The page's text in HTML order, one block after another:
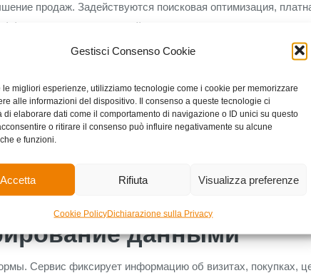
Gestisci Consenso Cookie
le migliori esperienze, utilizziamo tecnologie come i cookie per memorizzare
alle informazioni del dispositivo. Il consenso a queste tecnologie ci
di elaborare dati come il comportamento di navigazione o ID unici su questo
o ritirare il consenso può influire negativamente su alcune
e funzioni.
Accetta Rifiuta Visualizza preferenze
Cookie PolicyDichiarazione sulla Privacy
продаж. Задействуются поисковая оптимизация,
направлений и корректировать подход.
поведение клиентов а-также предлагать
реквизитов. С-целью такой-цели используются
риск раскрытий а-также неразрешенного обработки
рискованную поведение. Такой-подход azino 777 дает-
данными
Сервис фиксирует информацию об визитах, покупках,